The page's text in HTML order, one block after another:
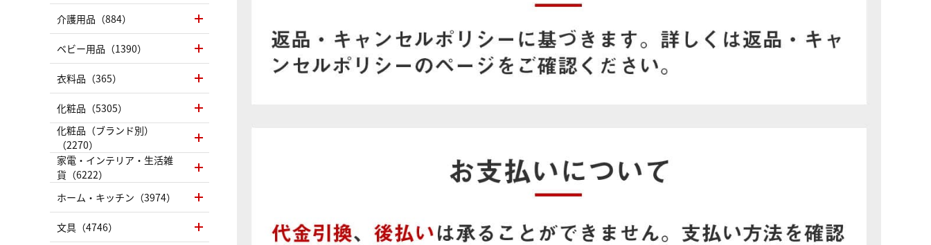
介護用品（884）
ベビー用品（1390）
衣料品（365）
化粧品（5305）
化粧品（ブランド別）
（2270）
家電・インテリア・生活雑
貨（6222）
ホーム・キッチン（3974）
文具（4746）